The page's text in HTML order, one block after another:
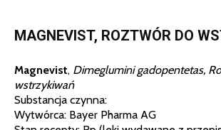
MAGNEVIST, ROZTWÓR DO
Magnevist, Dimeglumini gadopentetas,
wstrzykiwań
Substancja czynna:
Wytwórca: Bayer Pharma AG